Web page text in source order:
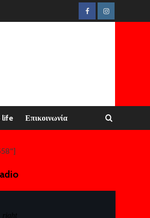
FacebookInstagram
life Επικοινωνία